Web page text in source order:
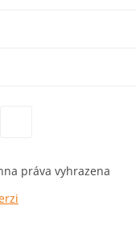
práva vyhrazena